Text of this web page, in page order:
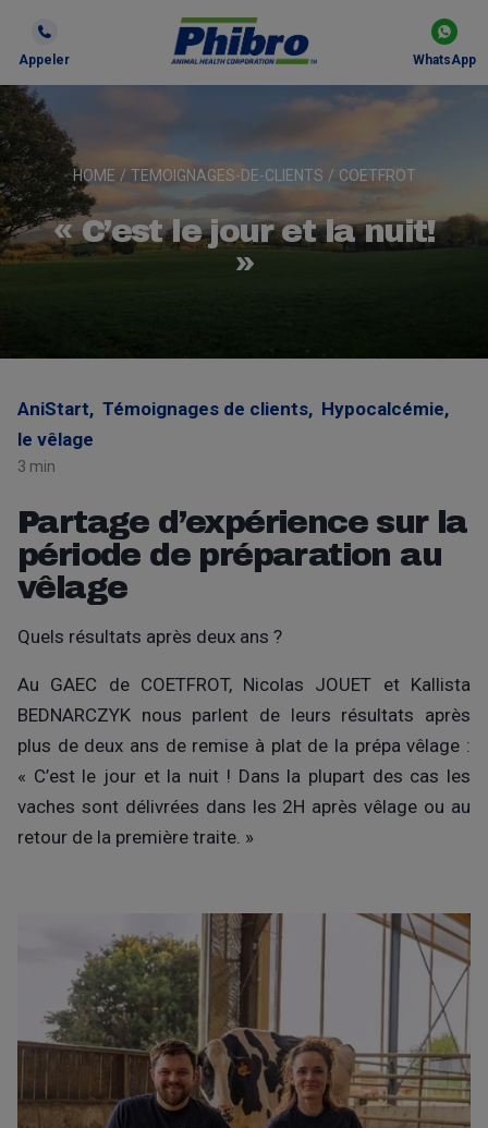
Appeler WhatsApp
HOME / TEMOIGNAGES-DE-CLIENTS / COETFROT
« C’est le jour et la nuit!
»
AniStart, Témoignages de clients, Hypocalcémie,
le vêlage
3 min
Partage d’expérience sur la
période de préparation au
vêlage
Quels résultats après deux ans ?
Au GAEC de COETFROT, Nicolas JOUET et Kallista
BEDNARCZYK nous parlent de leurs résultats après
plus de deux ans de remise à plat de la prépa vêlage :
« C’est le jour et la nuit ! Dans la plupart des cas les
vaches sont délivrées dans les 2H après vêlage ou au
retour de la première traite. »